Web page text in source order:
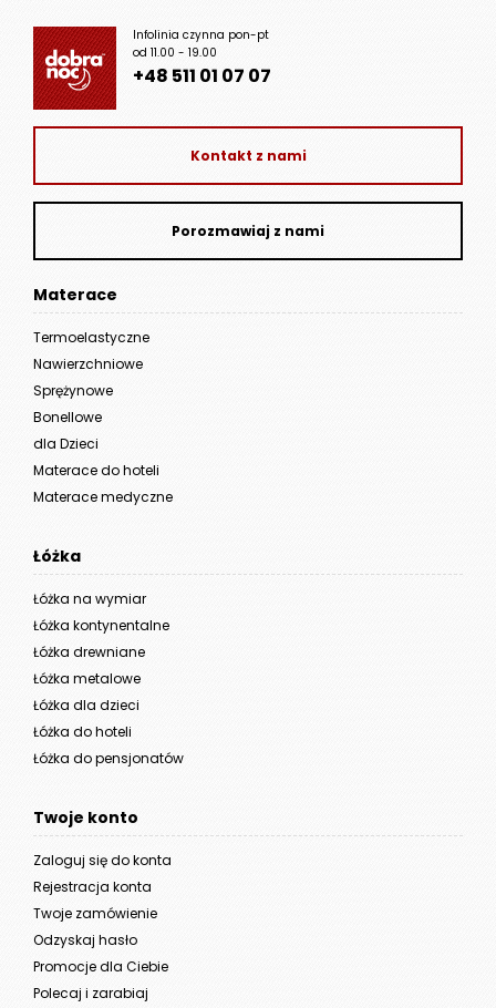
Infolinia czynna pon-pt
od 11.00 - 19.00
+48 511 01 07 07
Kontakt z nami
Porozmawiaj z nami
Materace
Termoelastyczne
Nawierzchniowe
Sprężynowe
Bonellowe
dla Dzieci
Materace do hoteli
Materace medyczne
Łóżka
Łóżka na wymiar
Łóżka kontynentalne
Łóżka drewniane
Łóżka metalowe
Łóżka dla dzieci
Łóżka do hoteli
Łóżka do pensjonatów
Twoje konto
Zaloguj się do konta
Rejestracja konta
Twoje zamówienie
Odzyskaj hasło
Promocje dla Ciebie
Polecaj i zarabiaj